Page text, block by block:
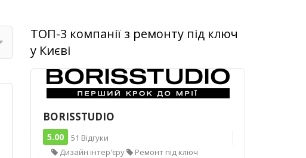
ТОП-3 компанії з ремонту під ключ
у Києві
BORISSTUDIO
5.00
51 Відгуки
Дизайн інтер'єру
Ремонт під ключ